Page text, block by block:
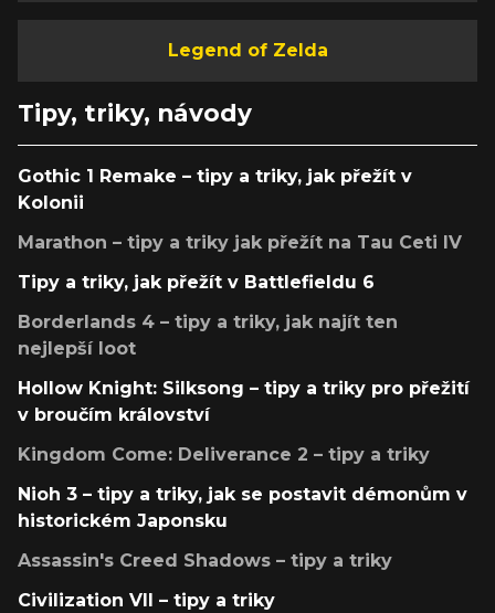
Legend of Zelda
Tipy, triky, návody
Gothic 1 Remake – tipy a triky, jak přežít v
Kolonii
Marathon – tipy a triky jak přežít na Tau Ceti IV
Tipy a triky, jak přežít v Battlefieldu 6
Borderlands 4 – tipy a triky, jak najít ten
nejlepší loot
Hollow Knight: Silksong – tipy a triky pro přežití
v broučím království
Kingdom Come: Deliverance 2 – tipy a triky
Nioh 3 – tipy a triky, jak se postavit démonům v
historickém Japonsku
Assassin's Creed Shadows – tipy a triky
Civilization VII – tipy a triky